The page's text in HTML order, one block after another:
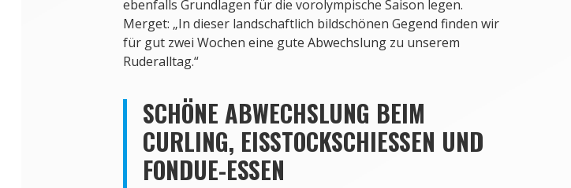
ebenfalls Grundlagen für die vorolympische Saison legen.
Merget: „In dieser landschaftlich bildschönen Gegend finden wir
für gut zwei Wochen eine gute Abwechslung zu unserem
Ruderalltag.“
SCHÖNE ABWECHSLUNG BEIM
CURLING, EISSTOCKSCHIESSEN UND F
ONDUE-ESSEN